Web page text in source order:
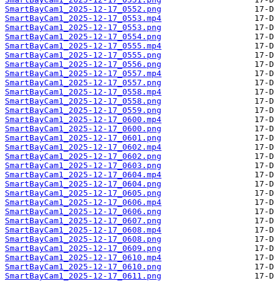
SmartBayCam1_2025-12-17_0552.png
SmartBayCam1_2025-12-17_0553.mp4
SmartBayCam1_2025-12-17_0553.png
SmartBayCam1_2025-12-17_0554.png
SmartBayCam1_2025-12-17_0555.mp4
SmartBayCam1_2025-12-17_0555.png
SmartBayCam1_2025-12-17_0556.png
SmartBayCam1_2025-12-17_0557.mp4
SmartBayCam1_2025-12-17_0557.png
SmartBayCam1_2025-12-17_0558.mp4
SmartBayCam1_2025-12-17_0558.png
SmartBayCam1_2025-12-17_0559.png
SmartBayCam1_2025-12-17_0600.mp4
SmartBayCam1_2025-12-17_0600.png
SmartBayCam1_2025-12-17_0601.png
SmartBayCam1_2025-12-17_0602.mp4
SmartBayCam1_2025-12-17_0602.png
SmartBayCam1_2025-12-17_0603.png
SmartBayCam1_2025-12-17_0604.mp4
SmartBayCam1_2025-12-17_0604.png
SmartBayCam1_2025-12-17_0605.png
SmartBayCam1_2025-12-17_0606.mp4
SmartBayCam1_2025-12-17_0606.png
SmartBayCam1_2025-12-17_0607.png
SmartBayCam1_2025-12-17_0608.mp4
SmartBayCam1_2025-12-17_0608.png
SmartBayCam1_2025-12-17_0609.png
SmartBayCam1_2025-12-17_0610.mp4
SmartBayCam1_2025-12-17_0610.png
SmartBayCam1_2025-12-17_0611.png